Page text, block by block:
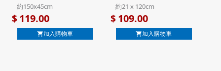
途防曬披肩 藍色 日本製
UV加工 純棉紗巾圍巾
【市集世界 - 日本市集】
約150x45cm
$119.00
加入購物車
灰色 日本製 UV加工 純棉
三重紗巾【市集世界 - 日
本市集】
約21 x 120cm
$109.00
加入購物車